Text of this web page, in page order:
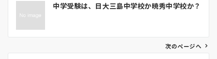
ビ
中学受験は、日大三島中学校か暁秀中学校か？
次のページへ